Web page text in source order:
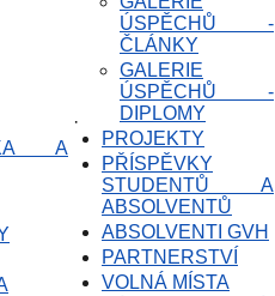
A
·
ÚSPĚCHŮ -
ČLÁNKY
GALERIE
ÚSPĚCHŮ -
DIPLOMY
PROJEKTY
PŘÍSPĚVKY
STUDENTŮ A
ABSOLVENTŮ
ABSOLVENTI GVH
PARTNERSTVÍ
VOLNÁ MÍSTA